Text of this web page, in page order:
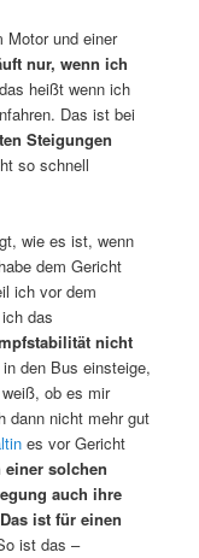
Motor und einer
nur, wenn ich
heißt wenn ich
Das ist bei
Steigungen
so schnell
wie es ist, wenn
dem Gericht
ich vor dem
das
nicht
den Bus einsteige,
ob es mir
dann nicht mehr gut
es vor Gericht
solchen
auch ihre
ist für einen
ist das –